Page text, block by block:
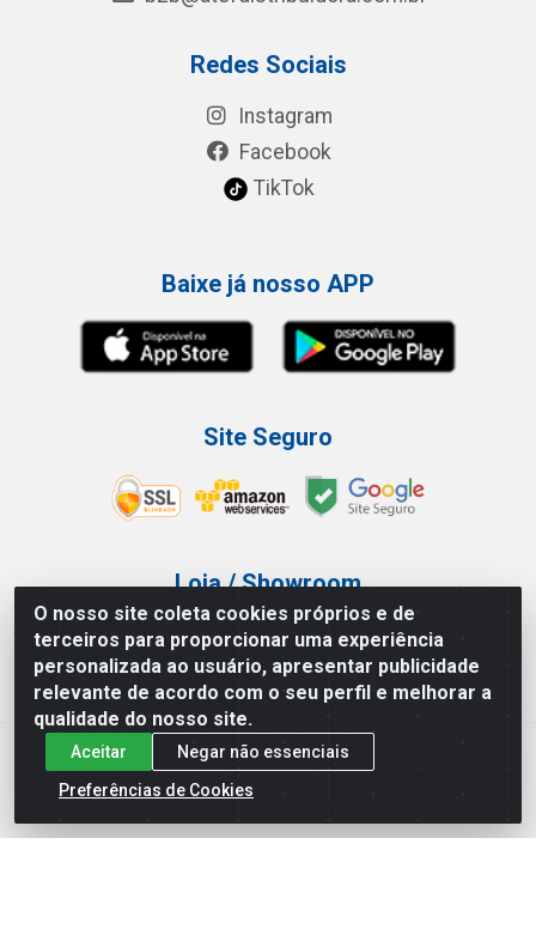
O nosso site coleta cookies próprios e de
terceiros para proporcionar uma experiência
personalizada ao usuário, apresentar publicidade
relevante de acordo com o seu perfil e melhorar a
qualidade do nosso site.
Aceitar
Negar não essenciais
Preferências de Cookies
Redes Sociais
Instagram
Facebook
TikTok
Baixe já nosso APP
Site Seguro
Loja / Showroom
Tel.: (11) 3227-0546
Av Vautier, 587/597 - Pari - São Paulo/SP
Atef Distribuidora LTDA - Av. Vautier, 585/597 - Pari - São
Paulo/SP - CEP 03.032-000 - CNPJ 27.717.135/0001-29